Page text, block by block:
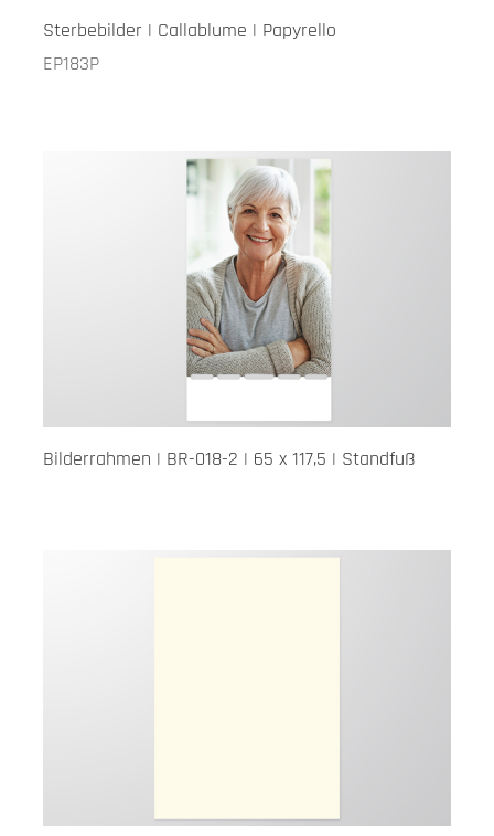
Sterbebilder | Callablume | Papyrello
EP183P
Bilderrahmen | BR-018-2 | 65 x 117,5 | Standfuß